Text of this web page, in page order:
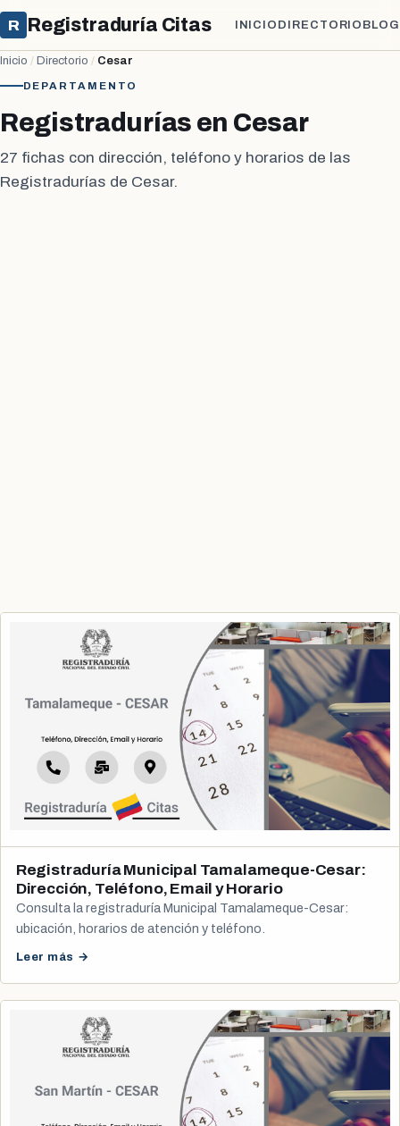
R Registraduría Citas INICIO DIRECTORIO BLOG
Inicio / Directorio / Cesar
DEPARTAMENTO
Registradurías en Cesar
27 fichas con dirección, teléfono y horarios de las
Registradurías de Cesar.
Registraduría Municipal Tamalameque-Cesar:
Dirección, Teléfono, Email y Horario
Consulta la registraduría Municipal Tamalameque-Cesar:
ubicación, horarios de atención y teléfono.
Leer más →